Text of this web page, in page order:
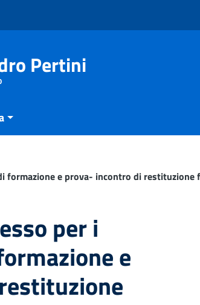
Pertini
formazione e prova- incontro di restituzione
per i
e